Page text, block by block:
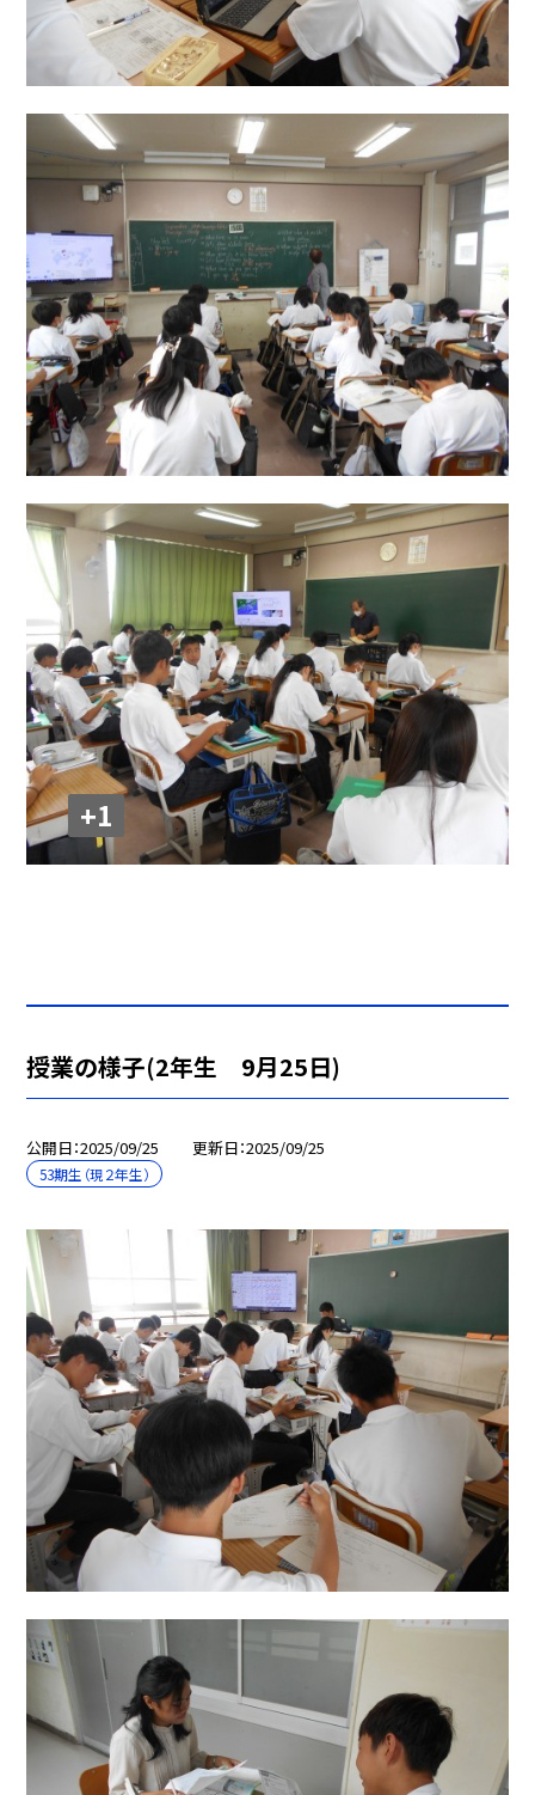
+1
授業の様子(2年生 9月25日)
公開日 2025/09/25 更新日 2025/09/25
53期生（現２年生）